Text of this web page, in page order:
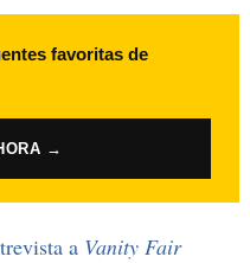
favoritas de
→
a Vanity Fair